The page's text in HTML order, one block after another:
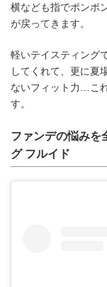
横なども指でポンポ
が戻ってきます。
軽いテイスティング
してくれて、更に夏
ないフィット力…こ
す。
ファンデの悩みを
グ フルイド